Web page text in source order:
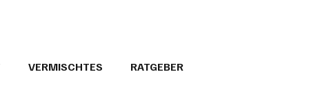
VERMISCHTES RATGEBER